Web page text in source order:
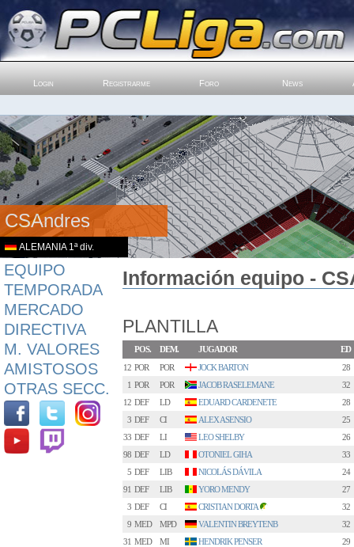
Login Registrarme Foro News
CSAndres
ALEMANIA 1ª div.
EQUIPO
TEMPORADA
MERCADO
DIRECTIVA
M. VALORES
AMISTOSOS
OTRAS SECC.
Información equipo -
PLANTILLA
POS. DEM. JUGADOR
ED
12 POR POR JOCK BARTON
28
1 POR POR JACOB RASELEMANE
32
12 DEF LD EDUARD CARDENETE
28
3 DEF CI ALEX ASENSIO
25
33 DEF LI LEO SHELBY
26
98 DEF LD OTONIEL GIHA
33
5 DEF LIB NICOLÁS DÁVILA
24
91 DEF LIB YORO MENDY
27
3 DEF CI CRISTIAN DORTA 1
32
9 MED MPD VALENTIN BREYTENB
32
31 MED MI HENDRIK PENSER
29